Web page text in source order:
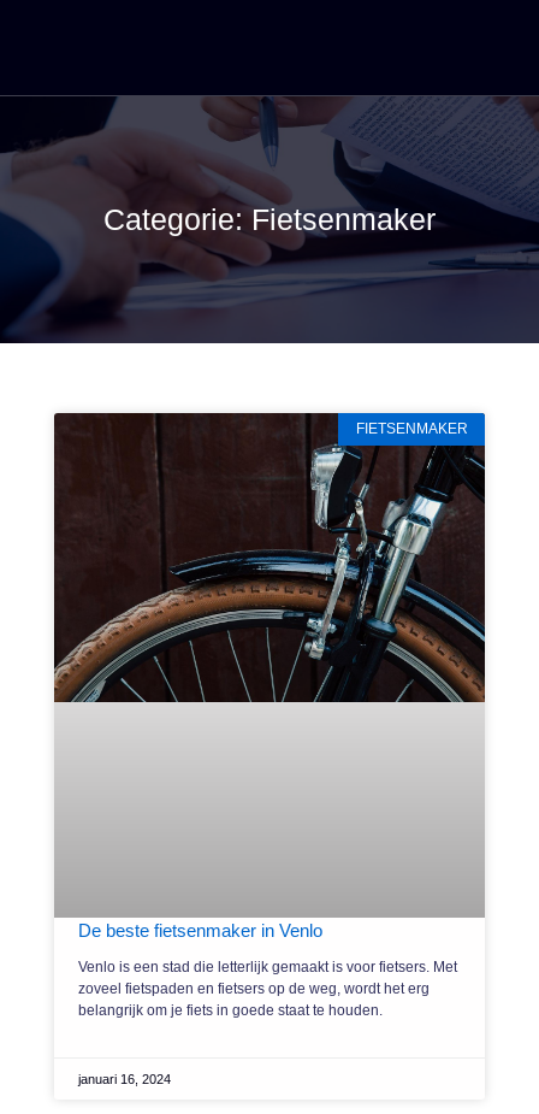
Categorie: Fietsenmaker
FIETSENMAKER
De beste fietsenmaker in Venlo
Venlo is een stad die letterlijk gemaakt is voor fietsers. Met
zoveel fietspaden en fietsers op de weg, wordt het erg
belangrijk om je fiets in goede staat te houden.
januari 16, 2024